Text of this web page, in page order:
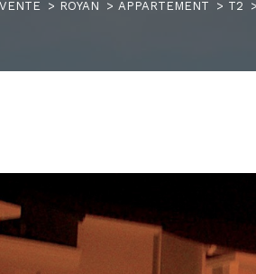
VENTE ROYAN APPARTEMENT T2